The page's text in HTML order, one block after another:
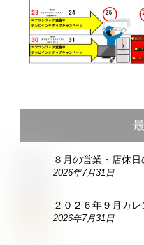
８月の営業・店休
2026年7月31日
２０２６年９月カレ
2026年7月31日